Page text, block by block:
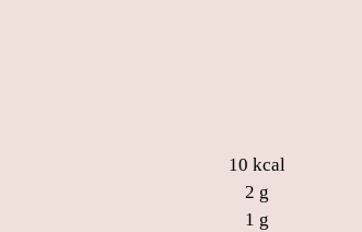
10 kcal
2 g
1 g